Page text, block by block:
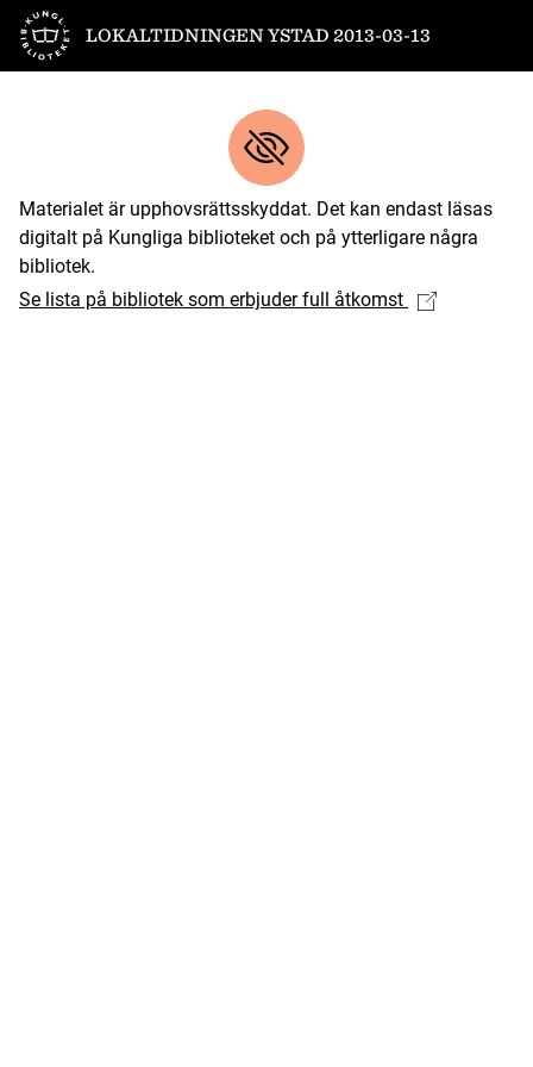
Till startsidan
LOKALTIDNINGEN YSTAD 2013-03-13
Materialet är upphovsrättsskyddat. Det kan endast läsas
digitalt på Kungliga biblioteket och på ytterligare några
bibliotek.
Se lista på bibliotek som erbjuder full åtkomst